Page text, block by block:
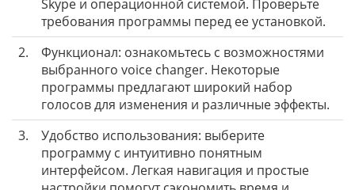
Skype и операционной системой. Проверьте
требования программы перед ее установкой.
2.
Функционал: ознакомьтесь с возможностями
выбранного voice changer. Некоторые
программы предлагают широкий набор
голосов для изменения и различные эффекты.
3.
Удобство использования: выберите
программу с интуитивно понятным
интерфейсом. Легкая навигация и простые